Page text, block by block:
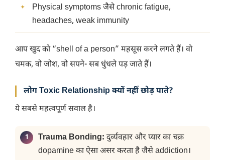
Physical symptoms जैसे chronic fatigue,
headaches, weak immunity
आप खुद को “shell of a person” महसूस करने लगते हैं। वो
चमक, वो जोश, वो सपने- सब धुंधले पड़ जाते हैं।
लोग Toxic Relationship क्यों नहीं छोड़ पाते?
ये सबसे महत्वपूर्ण सवाल है।
Trauma Bonding: दुर्व्यवहार और प्यार का चक्र
dopamine का ऐसा असर करता है जैसे addiction।